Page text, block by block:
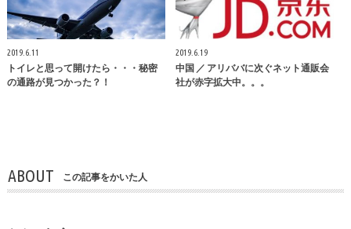
2019.6.11
トイレと思って開けたら・・・秘密
の通路が見つかった？！
2019.6.19
中国 ／ アリババに次ぐネット通販会
社が赤字拡大中。。。
ABOUT この記事をかいた人